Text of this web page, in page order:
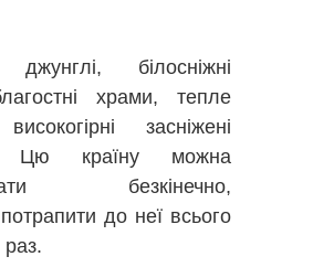
джунглі, білосніжні
храми, тепле
засніжені
Цю країну можна
безкінечно,
до неї всього